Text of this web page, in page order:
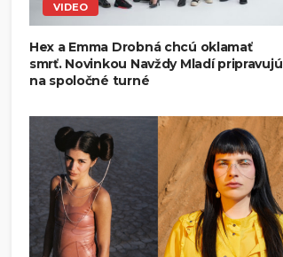
VIDEO
Hex a Emma Drobná chcú oklamať
smrť. Novinkou Navždy Mladí pripravujú
na spoločné turné